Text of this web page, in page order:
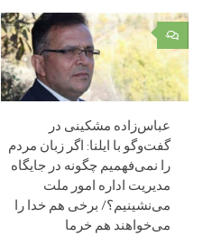
۰
عباس‌زاده مشکینی در
گفت‌وگو با ایلنا: اگر زبان مردم
را نمی‌فهمیم چگونه در جایگاه
مدیریت اداره امور ملت
می‌نشینیم؟/ برخی‌ هم خدا را
می‌خواهند هم خرما